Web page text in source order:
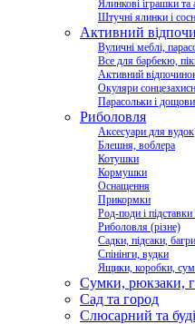
Ялинкові іграшки та
Штучні ялинки і
Активний
Вуличні меблі,
Все для барбекю,
Активний
Окуляри
Парасольки і
Риболовля
Аксесуари для вудок
Блешня, воблера
Котушки
Кормушки
Оснащення
Прикормки
Род-поди і
Риболовля (різне)
Садки, підсаки, багри
Спінінги, вудки
Ящики, коробки,
Сумки, рюкзаки,
Сад та город
Слюсарний та